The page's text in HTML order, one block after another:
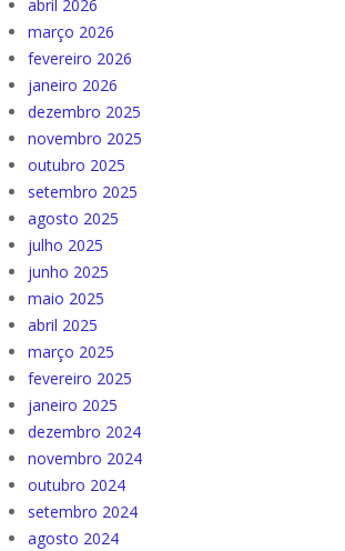
abril 2026
março 2026
fevereiro 2026
janeiro 2026
dezembro 2025
novembro 2025
outubro 2025
setembro 2025
agosto 2025
julho 2025
junho 2025
maio 2025
abril 2025
março 2025
fevereiro 2025
janeiro 2025
dezembro 2024
novembro 2024
outubro 2024
setembro 2024
agosto 2024